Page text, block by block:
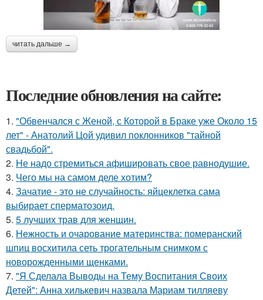
читать дальше →
Последние обновления на сайте:
1. "Обвенчался с Женой, с Которой в Браке уже Около 15
лет" - Анатолий Цой удивил поклонников "тайной
свадьбой".
2. Hе надо стремиться афишировать свое равнодушие.
3. Чего мы на самом деле хотим?
4. Зачатие - это не случайность: яйцеклетка сама
выбирает сперматозоид.
5. 5 лучших трав для женщин.
6. Нежность и очарование материнства: померанский
шпиц восхитила сеть трогательным снимком с
новорожденными щенками.
7. "Я Сделала Выводы на Тему Воспитания Своих
Детей": Анна хилькевич назвала Мариам тилляеву